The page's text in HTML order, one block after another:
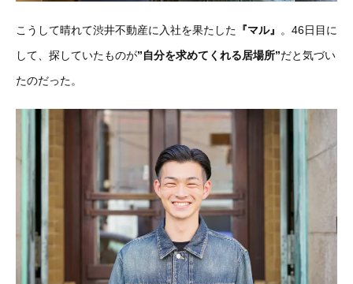
こうして晴れて渋井不動産に入社を果たした 『マル』
。46日目に
して、探していたものが”自分を求めてくれる居場所”だと気づい
たのだった。